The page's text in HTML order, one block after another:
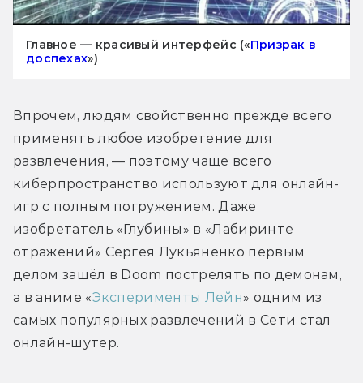
Главное — красивый интерфейс («Призрак в
доспехах»)
Впрочем, людям свойственно прежде всего
применять любое изобретение для
развлечения, — поэтому чаще всего
киберпространство используют для онлайн-
игр с полным погружением. Даже
изобретатель «Глубины» в «Лабиринте
отражений» Сергея Лукьяненко первым
делом зашёл в Doom пострелять по демонам,
а в аниме «Эксперименты Лейн» одним из
самых популярных развлечений в Сети стал
онлайн-шутер.